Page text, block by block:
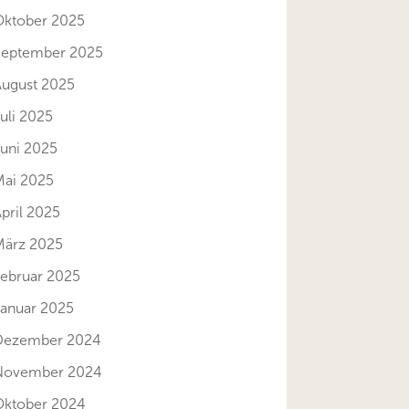
2025
2025
2025
2025
2025
2025
2025
2025
2025
2025
2024
2024
2024